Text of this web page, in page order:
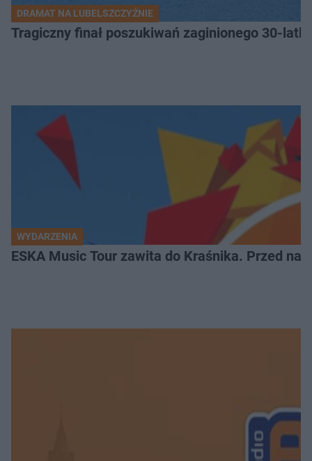
DRAMAT NA LUBELSZCZYŹNIE
Tragiczny finał poszukiwań zaginionego 30-
WYDARZENIA
ESKA Music Tour zawita do Kraśnika. Przed